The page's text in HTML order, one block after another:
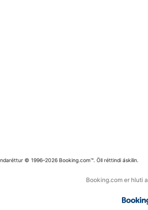
© 1996–2026 Booking.com™. Öll réttindi áskilin.
Booking.com er hluti